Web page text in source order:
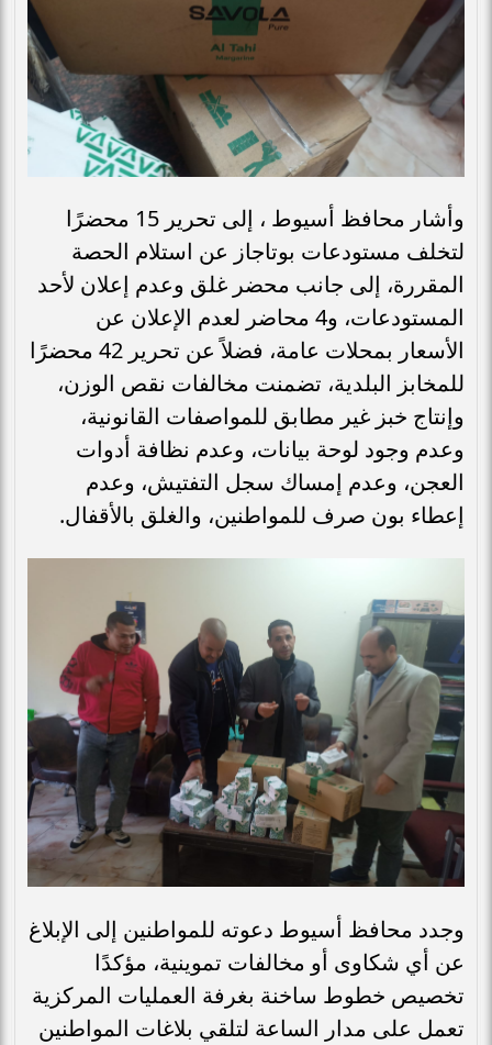
وأشار محافظ أسيوط ، إلى تحرير 15 محضرًا
لتخلف مستودعات بوتاجاز عن استلام الحصة
المقررة، إلى جانب محضر غلق وعدم إعلان لأحد
المستودعات، و4 محاضر لعدم الإعلان عن
الأسعار بمحلات عامة، فضلاً عن تحرير 42 محضرًا
للمخابز البلدية، تضمنت مخالفات نقص الوزن،
وإنتاج خبز غير مطابق للمواصفات القانونية،
وعدم وجود لوحة بيانات، وعدم نظافة أدوات
العجن، وعدم إمساك سجل التفتيش، وعدم
إعطاء بون صرف للمواطنين، والغلق بالأقفال.
وجدد محافظ أسيوط دعوته للمواطنين إلى الإبلاغ
عن أي شكاوى أو مخالفات تموينية، مؤكدًا
تخصيص خطوط ساخنة بغرفة العمليات المركزية
تعمل على مدار الساعة لتلقي بلاغات المواطنين